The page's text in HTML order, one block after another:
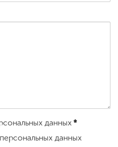
данных *
данных